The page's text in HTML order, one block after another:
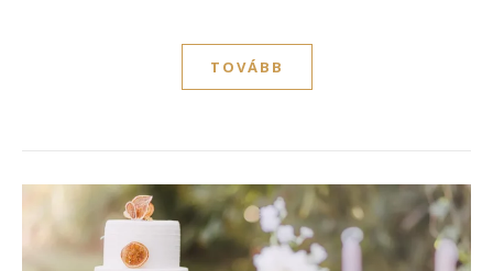
TOVÁBB